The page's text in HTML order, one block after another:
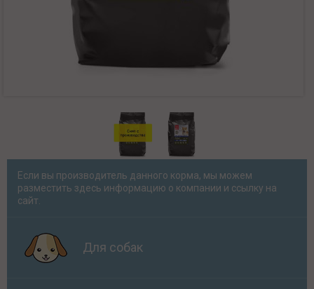
Если вы производитель данного корма, мы можем
разместить здесь информацию о компании и ссылку на
сайт.
Для собак